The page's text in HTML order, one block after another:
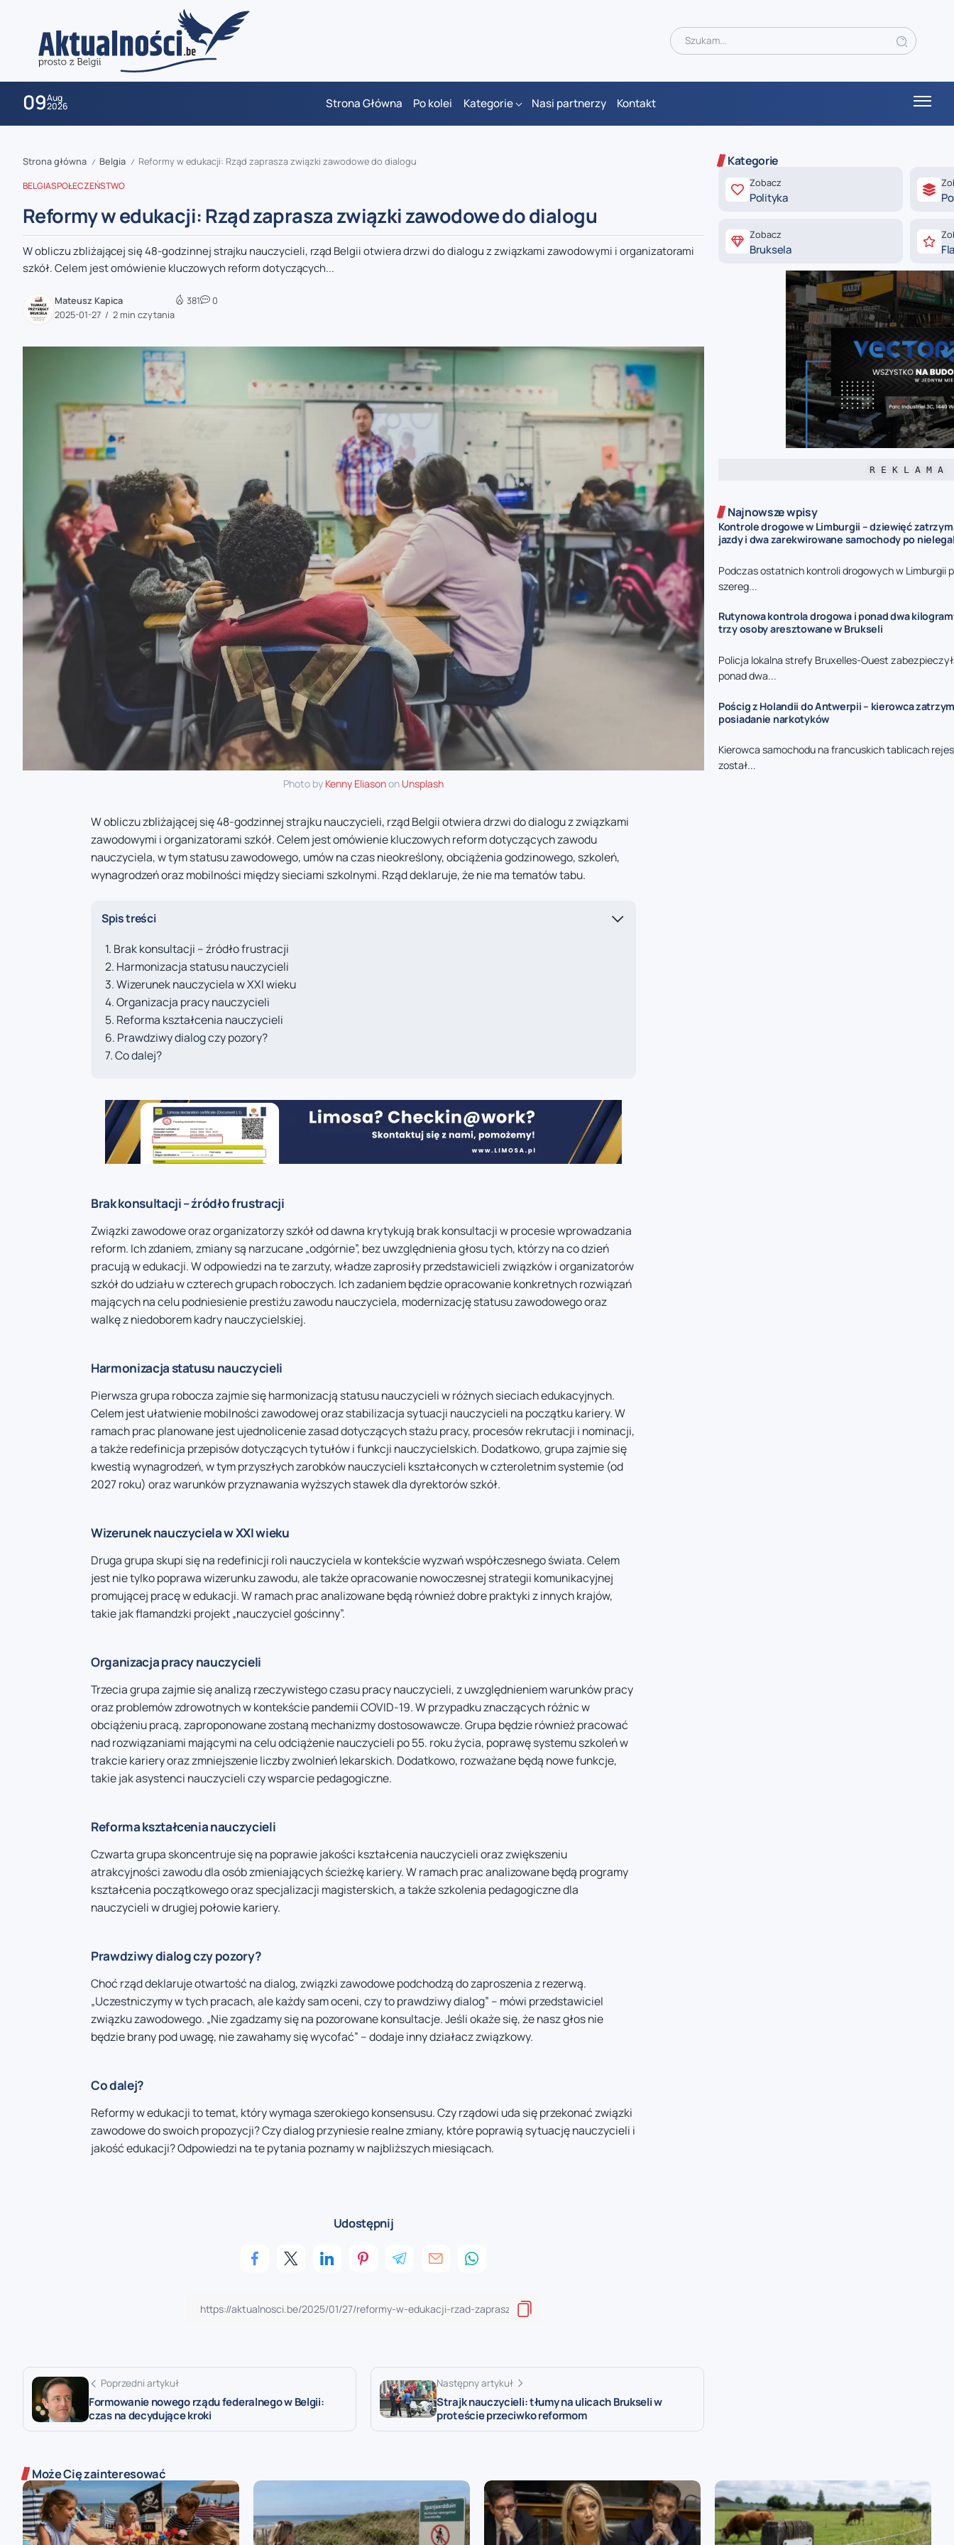
09Aug
2026 Strona Główna Po kolei Kategorie Nasi partnerzy Kontakt
zaobserwuj nas
zaobserwuj nas
zaobserwuj nas
zaobserwuj nas
Strona główna / Belgia / Reformy w edukacji: Rząd zaprasza związki zawodowe do dialogu
BELGIASPOŁECZEŃSTWO
Reformy w edukacji: Rząd zaprasza związki zawodowe do dialogu
W obliczu zbliżającej się 48-godzinnej strajku nauczycieli, rząd Belgii otwiera drzwi do dialogu z związkami zawodowymi i organizatorami
szkół. Celem jest omówienie kluczowych reform dotyczących...
Mateusz Kapica
2025-01-27
2 min czytania
381 0
Photo by Kenny Eliasonon Unsplash
W obliczu zbliżającej się 48-godzinnej strajku nauczycieli, rząd Belgii otwiera drzwi do dialogu z związkami
zawodowymi i organizatorami szkół. Celem jest omówienie kluczowych reform dotyczących zawodu
nauczyciela, w tym statusu zawodowego, umów na czas nieokreślony, obciążenia godzinowego, szkoleń,
wynagrodzeń oraz mobilności między sieciami szkolnymi. Rząd deklaruje, że nie ma tematów tabu.
Spis treści
Brak konsultacji – źródło frustracji
Harmonizacja statusu nauczycieli
Wizerunek nauczyciela w XXI wieku
Organizacja pracy nauczycieli
Reforma kształcenia nauczycieli
Prawdziwy dialog czy pozory?
Co dalej?
Brak konsultacji – źródło frustracji
Związki zawodowe oraz organizatorzy szkół od dawna krytykują brak konsultacji w procesie wprowadzania
reform. Ich zdaniem, zmiany są narzucane „odgórnie”, bez uwzględnienia głosu tych, którzy na co dzień
pracują w edukacji. W odpowiedzi na te zarzuty, władze zaprosiły przedstawicieli związków i organizatorów
szkół do udziału w czterech grupach roboczych. Ich zadaniem będzie opracowanie konkretnych rozwiązań
mających na celu podniesienie prestiżu zawodu nauczyciela, modernizację statusu zawodowego oraz
walkę z niedoborem kadry nauczycielskiej.
Harmonizacja statusu nauczycieli
Pierwsza grupa robocza zajmie się harmonizacją statusu nauczycieli w różnych sieciach edukacyjnych.
Celem jest ułatwienie mobilności zawodowej oraz stabilizacja sytuacji nauczycieli na początku kariery. W
ramach prac planowane jest ujednolicenie zasad dotyczących stażu pracy, procesów rekrutacji i nominacji,
a także redefinicja przepisów dotyczących tytułów i funkcji nauczycielskich. Dodatkowo, grupa zajmie się
kwestią wynagrodzeń, w tym przyszłych zarobków nauczycieli kształconych w czteroletnim systemie (od
2027 roku) oraz warunków przyznawania wyższych stawek dla dyrektorów szkół.
Wizerunek nauczyciela w XXI wieku
Druga grupa skupi się na redefinicji roli nauczyciela w kontekście wyzwań współczesnego świata. Celem
jest nie tylko poprawa wizerunku zawodu, ale także opracowanie nowoczesnej strategii komunikacyjnej
promującej pracę w edukacji. W ramach prac analizowane będą również dobre praktyki z innych krajów,
takie jak flamandzki projekt „nauczyciel gościnny”.
Organizacja pracy nauczycieli
Trzecia grupa zajmie się analizą rzeczywistego czasu pracy nauczycieli, z uwzględnieniem warunków pracy
oraz problemów zdrowotnych w kontekście pandemii COVID-19. W przypadku znaczących różnic w
obciążeniu pracą, zaproponowane zostaną mechanizmy dostosowawcze. Grupa będzie również pracować
nad rozwiązaniami mającymi na celu odciążenie nauczycieli po 55. roku życia, poprawę systemu szkoleń w
trakcie kariery oraz zmniejszenie liczby zwolnień lekarskich. Dodatkowo, rozważane będą nowe funkcje,
takie jak asystenci nauczycieli czy wsparcie pedagogiczne.
Reforma kształcenia nauczycieli
Czwarta grupa skoncentruje się na poprawie jakości kształcenia nauczycieli oraz zwiększeniu
atrakcyjności zawodu dla osób zmieniających ścieżkę kariery. W ramach prac analizowane będą programy
kształcenia początkowego oraz specjalizacji magisterskich, a także szkolenia pedagogiczne dla
nauczycieli w drugiej połowie kariery.
Prawdziwy dialog czy pozory?
Choć rząd deklaruje otwartość na dialog, związki zawodowe podchodzą do zaproszenia z rezerwą.
„Uczestniczymy w tych pracach, ale każdy sam oceni, czy to prawdziwy dialog” – mówi przedstawiciel
związku zawodowego. „Nie zgadzamy się na pozorowane konsultacje. Jeśli okaże się, że nasz głos nie
będzie brany pod uwagę, nie zawahamy się wycofać” – dodaje inny działacz związkowy.
Co dalej?
Reformy w edukacji to temat, który wymaga szerokiego konsensusu. Czy rządowi uda się przekonać związki
zawodowe do swoich propozycji? Czy dialog przyniesie realne zmiany, które poprawią sytuację nauczycieli i
jakość edukacji? Odpowiedzi na te pytania poznamy w najbliższych miesiącach.
Udostępnij
Poprzedni artykuł
Formowanie nowego rządu federalnego w Belgii:
czas na decydujące kroki
Następny artykuł
Strajk nauczycieli: tłumy na ulicach Brukseli w
proteście przeciwko reformom
Kategorie
Zobacz
Polityka
Zobacz
Bruksela
R E K L A M A
Najnowsze wpisy
Kontrole drogowe w Limburgii – dziewięć
jazdy i dwa zarekwirowane samochody po
Podczas ostatnich kontroli drogowych w Limburgii
szereg...
Rutynowa kontrola drogowa i ponad dwa
trzy osoby aresztowane w Brukseli
Policja lokalna strefy Bruxelles-Ouest
ponad dwa...
Pościg z Holandii do Antwerpii – kierowca
posiadanie narkotyków
Kierowca samochodu na francuskich tablicach
został...
Może Cię zainteresować